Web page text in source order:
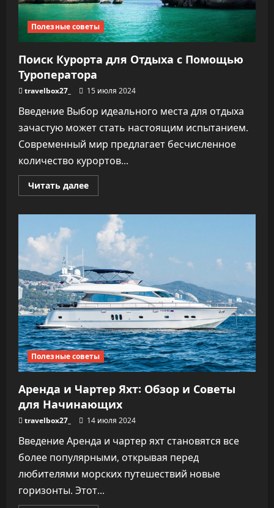
Полезные советы
Поиск Курорта для Отдыха с Помощью
Туроператора
travelbox27_ 15 июля 2024
Введение Выбор идеального места для отдыха
зачастую может стать настоящим испытанием.
Современный мир предлагает бесчисленное
количество курортов...
Читать далееПрочитать
больше
Курорта
для
Отдыха
Помощью
Туроператора
Полезные советы
Аренда и Чартер Яхт: Обзор и Советы
для Начинающих
travelbox27_ 14 июля 2024
Введение Аренда и чартер яхт становятся все
более популярными, открывая перед
любителями морских путешествий новые
горизонты. Этот...